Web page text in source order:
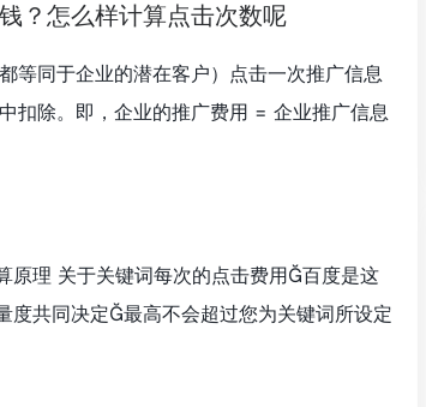
？怎么样计算点击次数呢
等同于企业的潜在客户）点击一次推广信息
扣除。即，企业的推广费用 = 企业推广信息
原理 关于关键词每次的点击费用百度是这
共同决定最高不会超过您为关键词所设定